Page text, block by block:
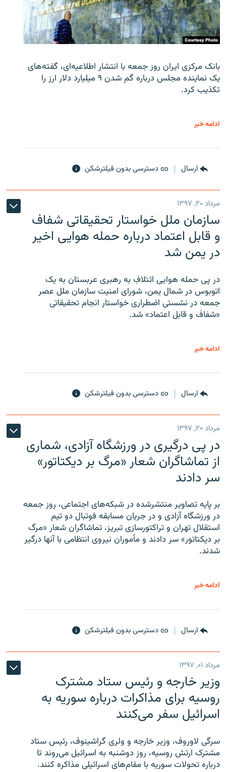
بانک مرکزی ایران روز جمعه با انتشار اطلاعیه‌ای، گفته‌های
یک نماینده مجلس درباره گم شدن ۹ میلیارد دلار ارز را
تکذیب کرد.
ادامه خبر
ارسال دسترسی بدون فیلترشکن
مرداد ۲۰, ۱۳۹۷
سازمان ملل خواستار تحقیقاتی شفاف
و قابل اعتماد درباره حمله هوایی اخیر
در یمن شد
در پی حمله هوایی ائتلافِ به رهبری عربستان به یک
اتوبوس در شمال یمن، شورای امنیت سازمان ملل عصر
جمعه در نشستی اضطراری خواستار انجام تحقیقاتی
«شفاف و قابل اعتماد» شد.
ادامه خبر
ارسال دسترسی بدون فیلترشکن
مرداد ۲۰, ۱۳۹۷
در پی درگیری در ورزشگاه آزادی، شماری
از تماشاگران شعار «مرگ بر دیکتاتور»
سر دادند
بر پایه تصاویر منتشرشده در شبکه‌های اجتماعی، روز جمعه
در ورزشگاه آزادی و در جریان مسابقه فوتبال دو تیم
استقلال تهران و تراکتورسازی تبریز، تماشاگران شعار «مرگ
بر دیکتاتور» سر دادند و مأموران نیروی انتظامی با آنها درگیر
شدند.
ادامه خبر
ارسال دسترسی بدون فیلترشکن
مرداد ۰۱, ۱۳۹۷
وزیر خارجه و رئیس‌ ستاد مشترک
روسیه برای مذاکرات درباره سوریه به
اسرائیل سفر می‌کنند
سرگی لاوروف، وزیر خارجه و ولری گراشینوف، رئیس ستاد
مشترک ارتش روسیه، روز دوشنبه به اسرائیل می‌روند تا
درباره تحولات سوریه با مقام‌های اسرائیلی مذاکره کنند.